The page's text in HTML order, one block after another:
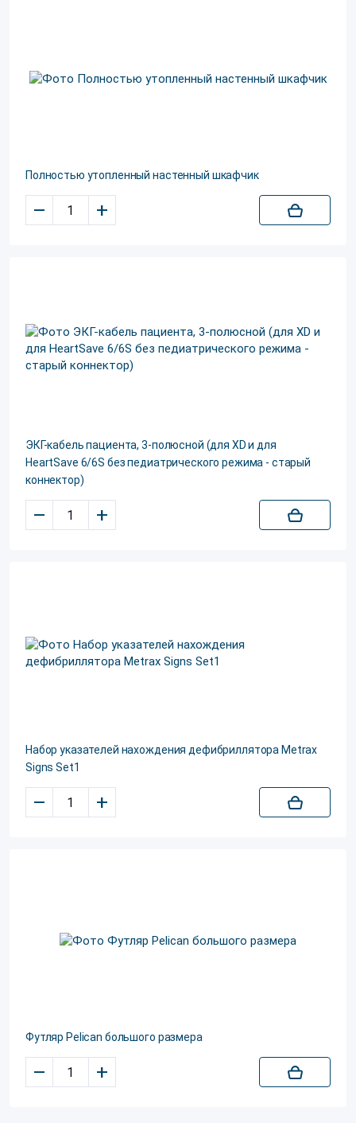
Полностью утопленный настенный шкафчик
– +
ЭКГ-кабель пациента, 3-полюсной (для XD и для
HeartSave 6/6S без педиатрического режима - старый
коннектор)
– +
Набор указателей нахождения дефибриллятора Metrax
Signs Set1
– +
Футляр Pelican большого размера
– +